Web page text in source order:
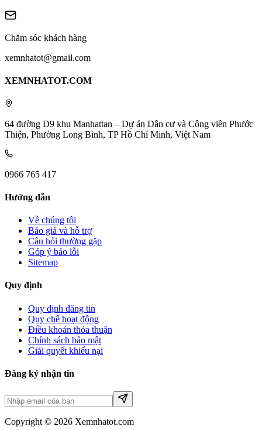
Chăm sóc khách hàng
xemnhatot@gmail.com
XEMNHATOT.COM
64 đường D9 khu Manhattan – Dự án Dân cư và Công viên Phước
Thiện, Phường Long Bình, TP Hồ Chí Minh, Việt Nam
0966 765 417
Hướng dẫn
Về chúng tôi
Báo giá và hỗ trợ
Câu hỏi thường gặp
Góp ý báo lỗi
Sitemap
Quy định
Quy định đăng tin
Quy chế hoạt động
Điều khoản thỏa thuận
Chính sách bảo mật
Giải quyết khiếu nại
Đăng ký nhận tin
Copyright © 2026 Xemnhatot.com